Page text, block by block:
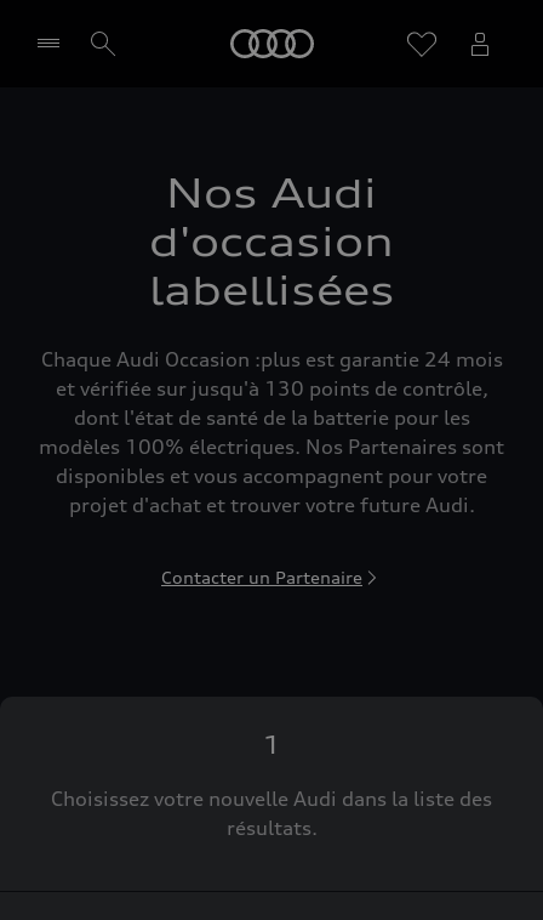
Nos Audi
d'occasion
labellisées
Chaque Audi Occasion :plus est garantie 24 mois
et vérifiée sur jusqu'à 130 points de contrôle,
dont l'état de santé de la batterie pour les
modèles 100% électriques. Nos Partenaires sont
disponibles et vous accompagnent pour votre
projet d'achat et trouver votre future Audi.
Contacter un Partenaire
1
Choisissez votre nouvelle Audi dans la liste des
résultats.